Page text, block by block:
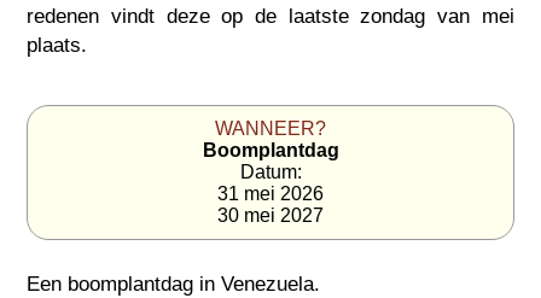
redenen vindt deze op de laatste zondag van mei
plaats.
WANNEER?
Boomplantdag
Datum:
31 mei 2026
30 mei 2027
Een boomplantdag inVenezuela.